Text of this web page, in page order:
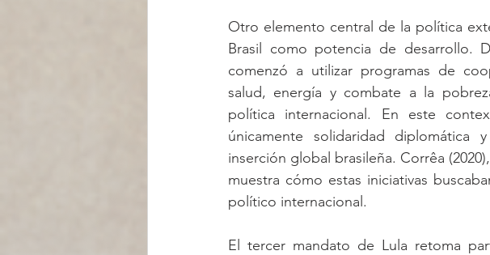
Otro elemento central de la política
Brasil como potencia de desarrollo.
comenzó a utilizar programas de
salud, energía y combate a la
política internacional. En este
únicamente solidaridad
inserción global brasileña. Corrêa
muestra cómo estas iniciativas
político internacional.
El tercer mandato de Lula retoma